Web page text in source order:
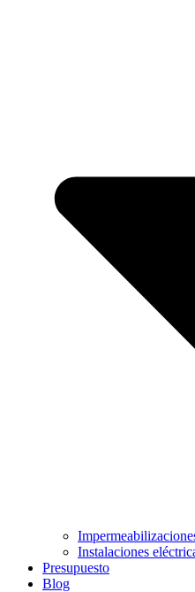
Instalaciones
Presupuesto
Blog